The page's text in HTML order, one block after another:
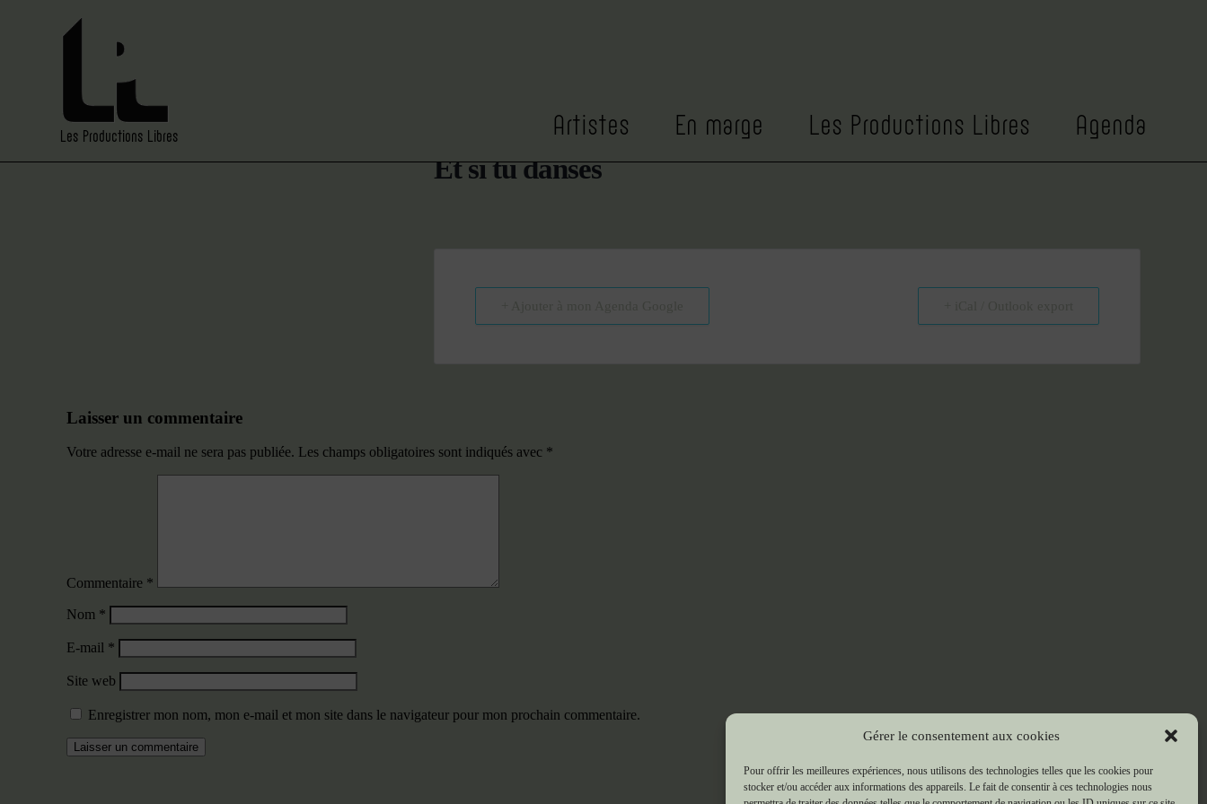
Gérer le consentement aux cookies
Pour offrir les meilleures expériences, nous utilisons des technologies telles que les cookies pour
stocker et/ou accéder aux informations des appareils. Le fait de consentir à ces technologies nous
Les Productions Libres Artistes En marge Les Productions Libres Agenda
Et si tu danses
Laisser un commentaire
Votre adresse e-mail ne sera pas publiée. Les champs obligatoires sont indiqués avec *
Commentaire *
Nom *
E-mail *
Site web
Enregistrer mon nom, mon e-mail et mon site dans le navigateur pour mon prochain commentaire.